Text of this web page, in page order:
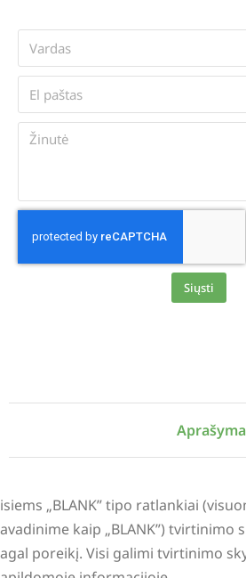
Siųsti
„BLANK” tipo ratlankiai
kaip „BLANK”) tvirtinimo
poreikį. Visi galimi tvirtinimo